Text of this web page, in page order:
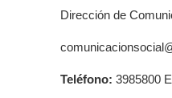
Dirección de
Teléfono: 3985800